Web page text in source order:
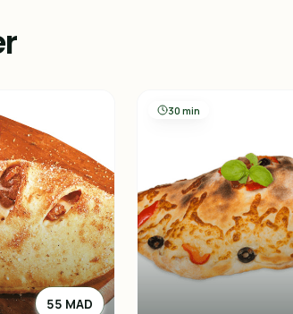
55 MAD
30 min